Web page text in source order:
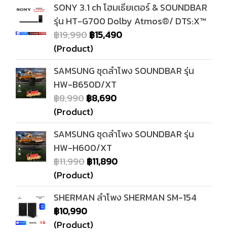
SONY 3.1 ch โฮมเธียเตอร์ & SOUNDBAR
รุ่น HT-G700 Dolby Atmos®/ DTS:X™
฿19,990฿15,490
(Product)
SAMSUNG ชุดลำโพง SOUNDBAR รุ่น
HW-B650D/XT
฿8,990฿8,690
(Product)
SAMSUNG ชุดลำโพง SOUNDBAR รุ่น
HW-H600/XT
฿11,990฿11,890
(Product)
SHERMAN ลำโพง SHERMAN SM-154
฿10,990
(Product)